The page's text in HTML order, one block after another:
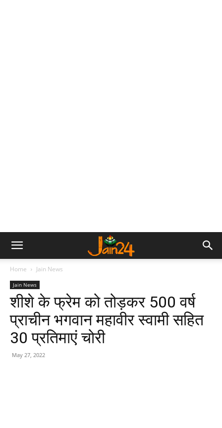
Home Jain News
Jain News
शीशे के फ्रेम को तोड़कर 500 वर्ष
प्राचीन भगवान महावीर स्वामी सहित
30 प्रतिमाएं चोरी
May 27, 2022